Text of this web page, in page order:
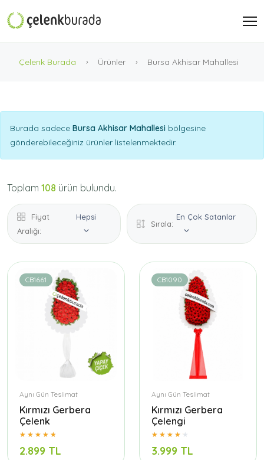
Çelenk Burada Ürünler Bursa Akhisar Mahallesi
Burada sadece Bursa Akhisar Mahallesi bölgesine
gönderebileceğiniz ürünler listelenmektedir.
Toplam 108 ürün bulundu.
Fiyat
Aralığı:
Hepsi
Sırala:
En Çok Satanlar
CB1661
Aynı Gün Teslimat
Kırmızı Gerbera
Çelenk
2.899 TL
CB1090
Aynı Gün Teslimat
Kırmızı Gerbera
Çelengi
3.999 TL